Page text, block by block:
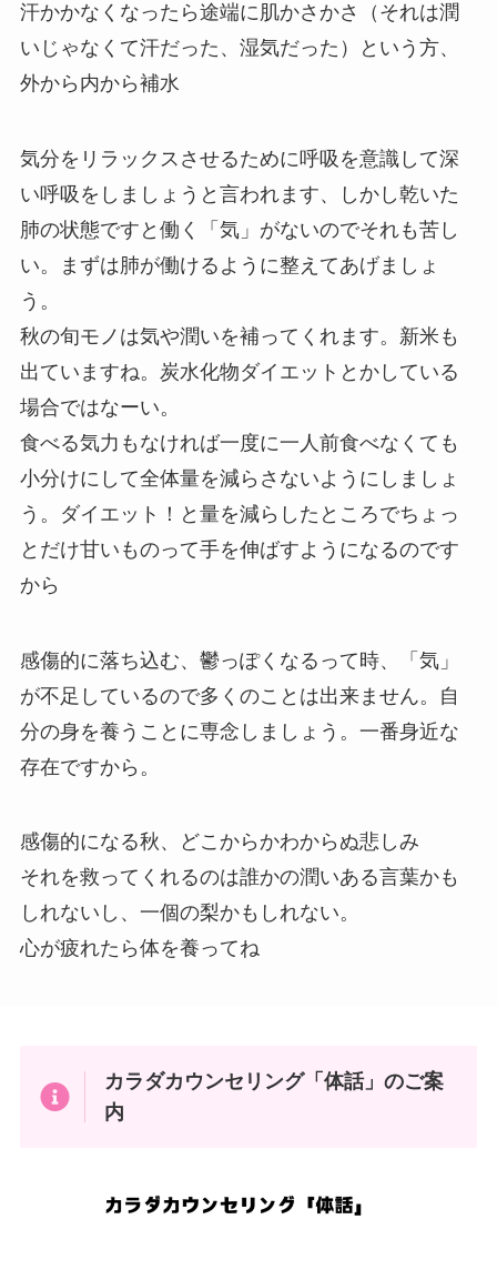
汗かかなくなったら途端に肌かさかさ（それは潤
いじゃなくて汗だった、湿気だった）という方、
外から内から補水
気分をリラックスさせるために呼吸を意識して深
い呼吸をしましょうと言われます、しかし乾いた
肺の状態ですと働く「気」がないのでそれも苦し
い。まずは肺が働けるように整えてあげましょ
う。
秋の旬モノは気や潤いを補ってくれます。新米も
出ていますね。炭水化物ダイエットとかしている
場合ではなーい。
食べる気力もなければ一度に一人前食べなくても
小分けにして全体量を減らさないようにしましょ
う。ダイエット！と量を減らしたところでちょっ
とだけ甘いものって手を伸ばすようになるのです
から
感傷的に落ち込む、鬱っぽくなるって時、「気」
が不足しているので多くのことは出来ません。自
分の身を養うことに専念しましょう。一番身近な
存在ですから。
感傷的になる秋、どこからかわからぬ悲しみ
それを救ってくれるのは誰かの潤いある言葉かも
しれないし、一個の梨かもしれない。
心が疲れたら体を養ってね
カラダカウンセリング「体話」のご案
内